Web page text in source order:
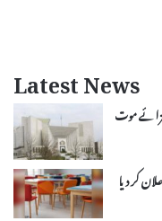
Latest News
موت